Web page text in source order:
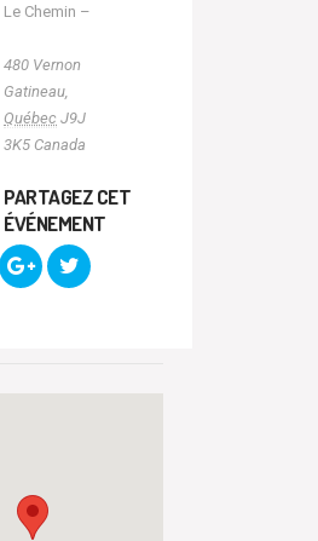
Le Chemin –
480 Vernon
Gatineau,
Québec J9J
3K5 Canada
PARTAGEZ CET
ÉVÉNEMENT